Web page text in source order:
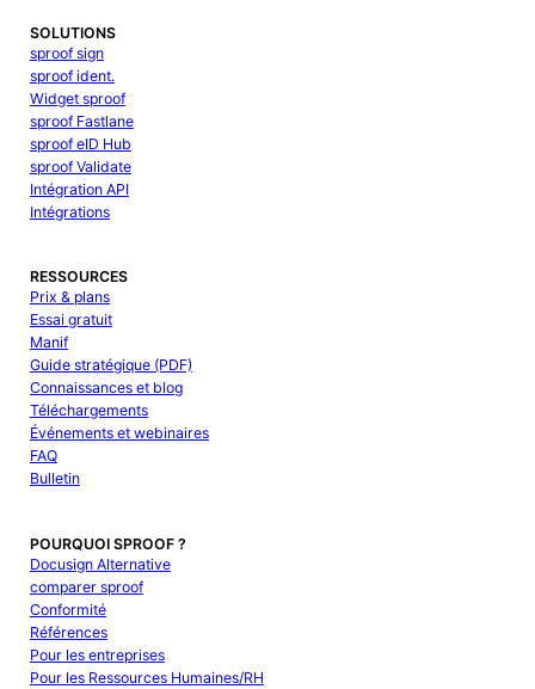
SOLUTIONS
sproof sign
sproof ident.
Widget sproof
sproof Fastlane
sproof eID Hub
sproof Validate
Intégration API
Intégrations
RESSOURCES
Prix & plans
Essai gratuit
Manif
Guide stratégique (PDF)
Connaissances et blog
Téléchargements
Événements et webinaires
FAQ
Bulletin
POURQUOI SPROOF ?
Docusign Alternative
comparer sproof
Conformité
Références
Pour les entreprises
Pour les Ressources Humaines/RH